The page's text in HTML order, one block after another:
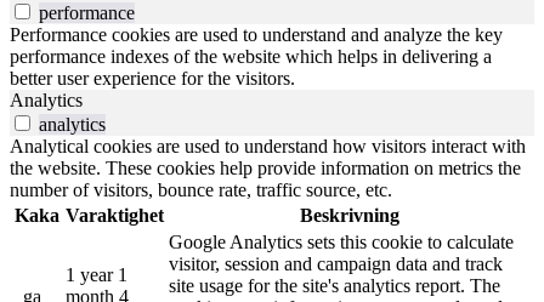
performance
Performance cookies are used to understand and analyze the key
performance indexes of the website which helps in delivering a
better user experience for the visitors.
Analytics
analytics
Analytical cookies are used to understand how visitors interact with
the website. These cookies help provide information on metrics the
number of visitors, bounce rate, traffic source, etc.
Kaka Varaktighet Beskrivning
_ga
1 year 1
month 4
Google Analytics sets this cookie to calculate
visitor, session and campaign data and track
site usage for the site's analytics report. The